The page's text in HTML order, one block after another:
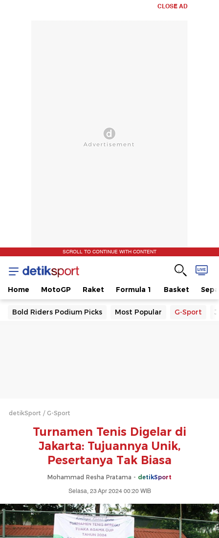
CLOSE AD
SCROLL TO CONTINUE WITH CONTENT
Home MotoGP Raket Formula 1 Basket
Bold Riders Podium Picks Most Popular G-Sport
detikSport G-Sport
Turnamen Tenis Digelar di
Jakarta: Tujuannya Unik,
Pesertanya Tak Biasa
Mohammad Resha Pratama - detikSport
Selasa, 23 Apr 2024 00:20 WIB